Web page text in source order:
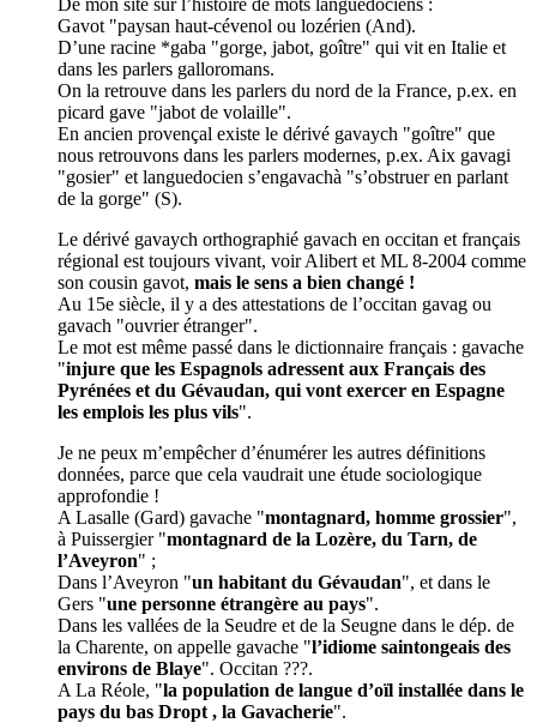
Gavot "paysan haut-cévenol ou lozérien (And).
D’une racine *gaba "gorge, jabot, goître" qui vit en Italie et
dans les parlers galloromans.
On la retrouve dans les parlers du nord de la France, p.ex. en
picard gave "jabot de volaille".
En ancien provençal existe le dérivé gavaych "goître" que
nous retrouvons dans les parlers modernes, p.ex. Aix gavagi
"gosier" et languedocien s’engavachà "s’obstruer en parlant
de la gorge" (S).
Le dérivé gavaych orthographié gavach en occitan et français
régional est toujours vivant, voir Alibert et ML 8-2004 comme
son cousin gavot, mais le sens a bien changé !
Au 15e siècle, il y a des attestations de l’occitan gavag ou
gavach "ouvrier étranger".
Le mot est même passé dans le dictionnaire français : gavache
"injure que les Espagnols adressent aux Français des
Pyrénées et du Gévaudan, qui vont exercer en Espagne
les emplois les plus vils".
Je ne peux m’empêcher d’énumérer les autres définitions
données, parce que cela vaudrait une étude sociologique
approfondie !
A Lasalle (Gard) gavache "montagnard, homme grossier",
à Puissergier "montagnard de la Lozère, du Tarn, de
l’Aveyron" ;
Dans l’Aveyron "un habitant du Gévaudan", et dans le
Gers "une personne étrangère au pays".
Dans les vallées de la Seudre et de la Seugne dans le dép. de
la Charente, on appelle gavache "l’idiome saintongeais des
environs de Blaye". Occitan ???.
A La Réole, "la population de langue d’oïl installée dans le
pays du bas Dropt , la Gavacherie".